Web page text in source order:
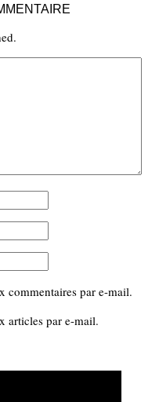
commentaires par e-mail.
articles par e-mail.